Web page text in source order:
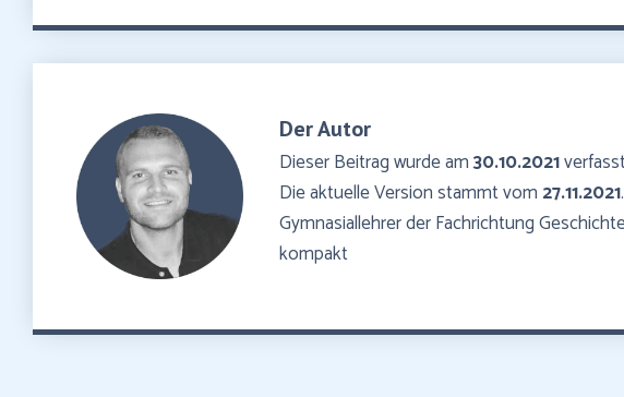
Der Autor
Dieser Beitrag wurde am30.10.2021
Die aktuelle Version stammt vom 27.11.2021
Gymnasiallehrer der Fachrichtung
kompakt